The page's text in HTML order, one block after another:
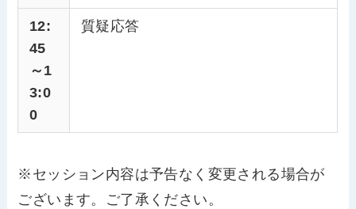
12:
45
～1
3:0
0
質疑応答
※セッション内容は予告なく変更される場合が
ございます。ご了承ください。